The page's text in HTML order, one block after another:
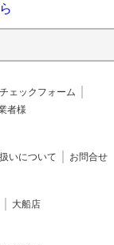
ェックフォーム
者様
いについて お問合せ
大船店